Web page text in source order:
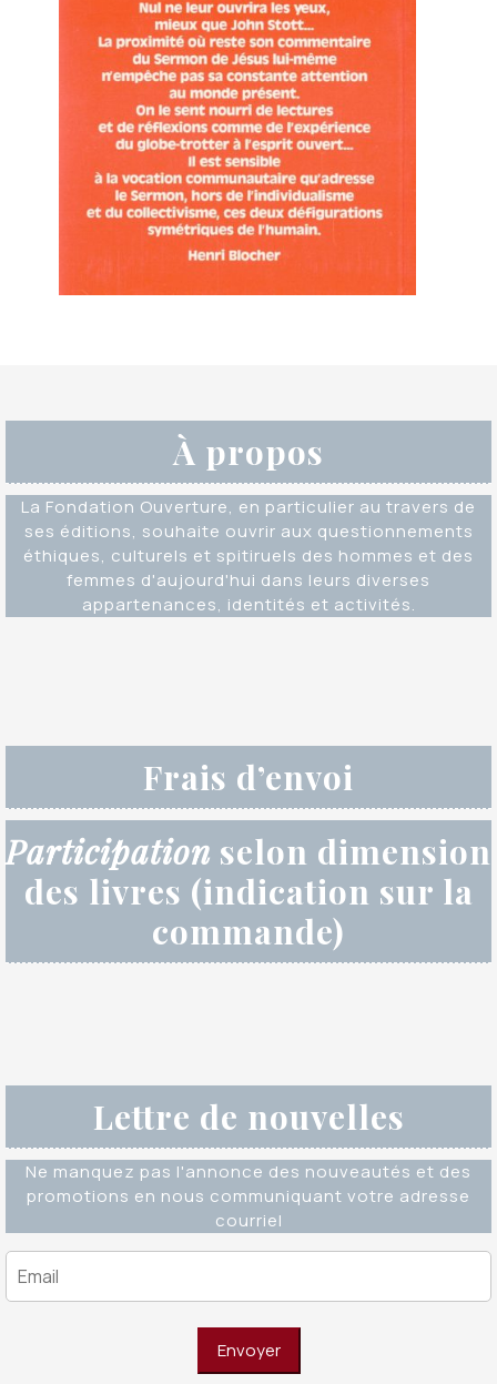
À propos
La Fondation Ouverture, en particulier au travers de
ses éditions, souhaite ouvrir aux questionnements
éthiques, culturels et spitiruels des hommes et des
femmes d'aujourd'hui dans leurs diverses
appartenances, identités et activités.
Frais d’envoi
Participation selon dimension
des livres (indication sur la
commande)
Lettre de nouvelles
Ne manquez pas l'annonce des nouveautés et des
promotions en nous communiquant votre adresse
courriel